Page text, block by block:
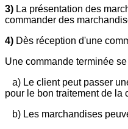
3) La présentation des
commander des
4) Dès réception d'une
Une commande terminée
a) Le client peut passer
pour le bon traitement de la
b) Les marchandises